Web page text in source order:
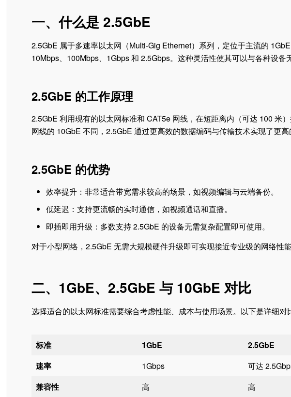
一、什么是 2.5GbE
2.5GbE 属于多速率以太网（Multi-Gig Ethernet）系列，定位于主流的
10Mbps、100Mbps、1Gbps 和 2.5Gbps。这种灵活性使其可以与各种设备
2.5GbE 的工作原理
2.5GbE 利用现有的以太网标准和 CAT5e 网线，在短距离内（可达 100 米
网线的 10GbE 不同，2.5GbE 通过更高效的数据编码与传输技术实现了更高
2.5GbE 的优势
效率提升：非常适合带宽需求较高的场景，如视频编辑与云端备份。
低延迟：支持更流畅的实时通信，如视频通话和直播。
即插即用升级：多数支持 2.5GbE 的设备无需复杂配置即可使用。
对于小型网络，2.5GbE 无需大规模硬件升级即可实现接近专业级的网络性能
二、1GbE、2.5GbE 与 10GbE 对比
选择适合的以太网标准需要综合考虑性能、成本与使用场景。以下是详细对
标准 1GbE 2.5GbE
速率
1Gbps 可达
兼容性
高 高